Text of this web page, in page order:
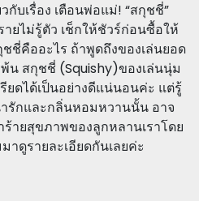
บเรื่อง เตือนพ่อแม่! “สกุชชี่”
ยไม่รู้ตัว เช็กให้ชัวร์ก่อนซื้อให้
ชี่คืออะไร ถ้าพูดถึงของเล่นยอด
น สกุชชี่ (Squishy)ของเล่นนุ่ม
ดได้เป็นอย่างดีแน่นอนค่ะ แต่รู้
รักและกลิ่นหอมหวานนั้น อาจ
ร้ายสุขภาพของลูกหลานเราโดย
ดูรายละเอียดกันเลยค่ะ